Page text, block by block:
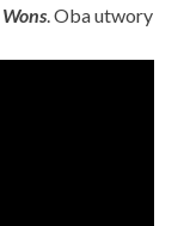
. Oba utwory